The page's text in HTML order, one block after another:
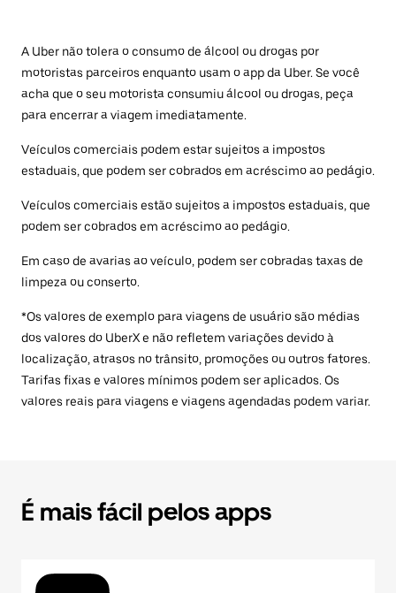
A Uber não tolera o consumo de álcool ou drogas por
motoristas parceiros enquanto usam o app da Uber. Se você
acha que o seu motorista consumiu álcool ou drogas, peça
para encerrar a viagem imediatamente.
Veículos comerciais podem estar sujeitos a impostos
estaduais, que podem ser cobrados em acréscimo ao pedágio.
Veículos comerciais estão sujeitos a impostos estaduais, que
podem ser cobrados em acréscimo ao pedágio.
Em caso de avarias ao veículo, podem ser cobradas taxas de
limpeza ou conserto.
*Os valores de exemplo para viagens de usuário são médias
dos valores do UberX e não refletem variações devido à
localização, atrasos no trânsito, promoções ou outros fatores.
Tarifas fixas e valores mínimos podem ser aplicados. Os
valores reais para viagens e viagens agendadas podem variar.
É mais fácil pelos apps